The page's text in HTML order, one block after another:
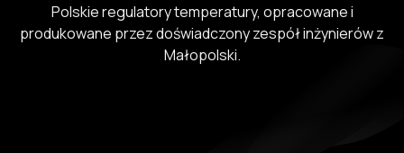
Polskie regulatory temperatury, opracowane i
produkowane przez doświadczony zespół inżynierów z
Małopolski.